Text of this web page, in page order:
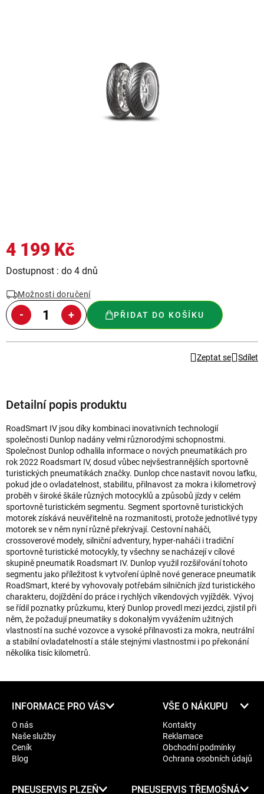
4 199 Kč
Měrná
Dostupnost : do 4 dnů
Možnosti doručení
PŘIDAT DO KOŠÍKU
Zeptat se Sdílet
Detailní popis produktu
RoadSmart IV jsou díky kombinaci inovativních technologií
společnosti Dunlop nadány velmi různorodými schopnostmi.
Společnost Dunlop odhalila informace o nových pneumatikách pro
rok 2022 Roadsmart IV, dosud vůbec nejvšestrannějších sportovně
turistických pneumatikách značky. Dunlop chce nastavit novou laťku,
pokud jde o ovladatelnost, stabilitu, přilnavost za mokra i kilometrový
proběh v široké škále různých motocyklů a způsobů jízdy v celém
sportovně turistickém segmentu. Segment sportovně turistických
motorek získává neuvěřitelně na rozmanitosti, protože jednotlivé typy
motorek se v něm nyní různě překrývají. Cestovní naháči,
crossoverové modely, silniční adventury, hyper-naháči i tradiční
sportovně turistické motocykly, ty všechny se nacházejí v cílové
skupině pneumatik Roadsmart IV. Dunlop využil rozšiřování tohoto
segmentu jako příležitost k vytvoření úplně nové generace pneumatik
RoadSmart, které by vyhovovaly potřebám silničních jízd turistického
charakteru, dojíždění do práce i rychlých víkendových vyjížděk. Vývoj
se řídil poznatky průzkumu, který Dunlop provedl mezi jezdci, zjistil při
něm, že požadují pneumatiky s dokonalým vyvážením užitných
vlastností na suché vozovce a vysoké přilnavosti za mokra, neutrální
a stabilní ovladatelností a stále stejnými vlastnostmi i po překonání
několika tisíc kilometrů.
INFORMACE PRO VÁS
O nás
Naše služby
Ceník
Blog
VŠE O NÁKUPU
Kontakty
Reklamace
Obchodní podmínky
Ochrana osobních údajů
PNEUSERVIS PLZEŇ PNEUSERVIS TŘEMOŠNÁ